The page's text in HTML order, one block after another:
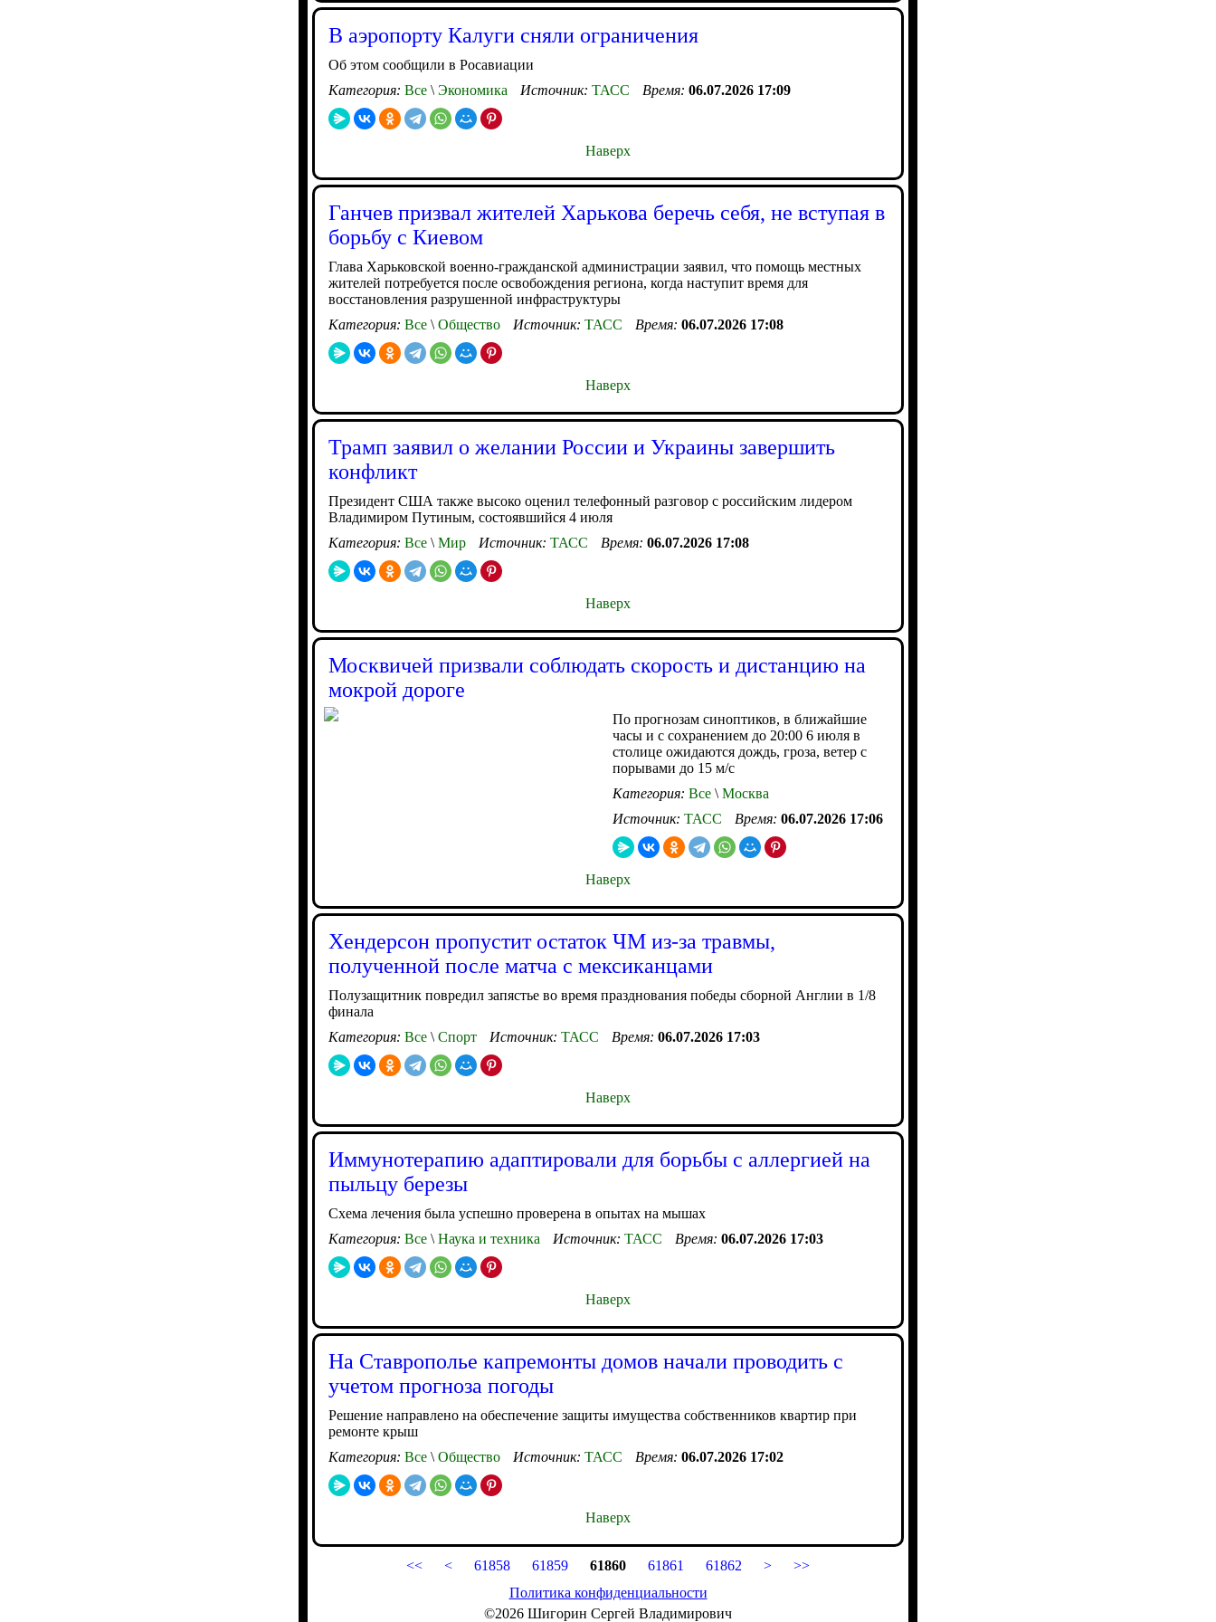
В аэропорту Калуги сняли ограничения
Об этом сообщили в Росавиации
Категория: Все \ Экономика Источник: ТАСС Время: 06.07.2026 17:09
Наверх
Ганчев призвал жителей Харькова беречь себя, не вступая в
борьбу с Киевом
Глава Харьковской военно-гражданской администрации заявил, что помощь местных
жителей потребуется после освобождения региона, когда наступит время для
восстановления разрушенной инфраструктуры
Категория: Все \ Общество Источник: ТАСС Время: 06.07.2026 17:08
Наверх
Трамп заявил о желании России и Украины завершить
конфликт
Президент США также высоко оценил телефонный разговор с российским лидером
Владимиром Путиным, состоявшийся 4 июля
Категория: Все \ Мир Источник: ТАСС Время: 06.07.2026 17:08
Наверх
Москвичей призвали соблюдать скорость и дистанцию на
мокрой дороге
По прогнозам синоптиков, в ближайшие
часы и с сохранением до 20:00 6 июля в
столице ожидаются дождь, гроза, ветер с
порывами до 15 м/с
Категория: Все \ Москва
Источник: ТАСС Время: 06.07.2026 17:06
Наверх
Хендерсон пропустит остаток ЧМ из-за травмы,
полученной после матча с мексиканцами
Полузащитник повредил запястье во время празднования победы сборной Англии в 1/8
финала
Категория: Все \ Спорт Источник: ТАСС Время: 06.07.2026 17:03
Наверх
Иммунотерапию адаптировали для борьбы с аллергией на
пыльцу березы
Схема лечения была успешно проверена в опытах на мышах
Категория: Все \ Наука и техника Источник: ТАСС Время: 06.07.2026 17:03
Наверх
На Ставрополье капремонты домов начали проводить с
учетом прогноза погоды
Решение направлено на обеспечение защиты имущества собственников квартир при
ремонте крыш
Категория: Все \ Общество Источник: ТАСС Время: 06.07.2026 17:02
Наверх
<< < 61858 61859 61860 61861 61862 >
>>
Политика конфиденциальности
©2026 Шигорин Сергей Владимирович